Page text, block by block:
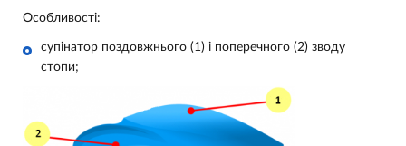
Особливості:
супінатор поздовжнього (1) і поперечного (2) зводу
стопи;